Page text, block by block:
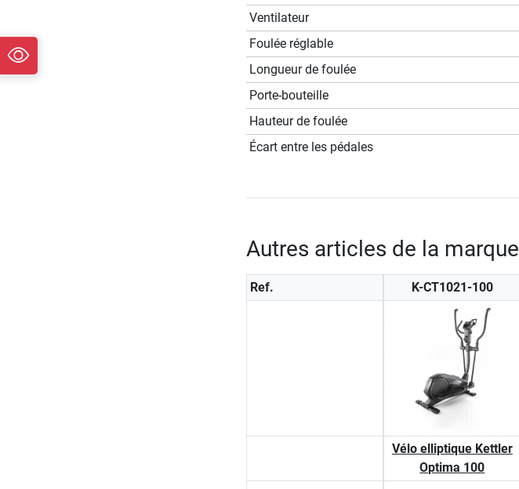
Ventilateur
Foulée réglable
Longueur de foulée
Porte-bouteille
Hauteur de foulée
Écart entre les pédales
Autres articles de la marque
Ref. K-CT1021-100
Vélo elliptique Kettler
Optima 100